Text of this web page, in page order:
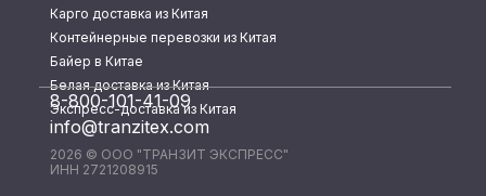
Карго доставка из Китая
Контейнерные перевозки из Китая
Байер в Китае
Белая доставка из Китая
Экспресс-доставка из Китая
8-800-101-41-09
info@tranzitex.com
2026 © ООО "ТРАНЗИТ ЭКСПРЕСС"
ИНН 2721208915